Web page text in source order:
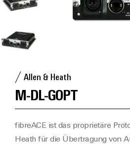
Allen & Heath
M-DL-GOPT
fibreACE ist das proprietäre
Heath für die Übertragung von